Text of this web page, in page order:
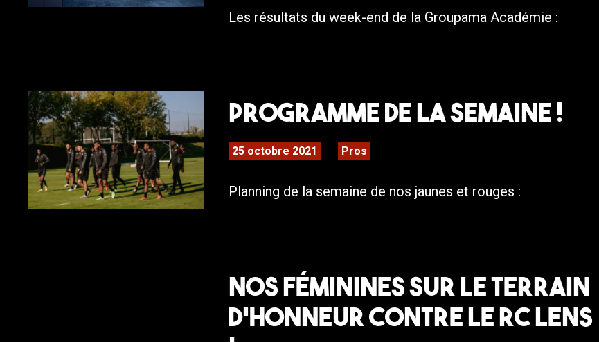
Les résultats du week-end de la Groupama Académie :
Programme de la semaine !
25 octobre 2021 Pros
Planning de la semaine de nos jaunes et rouges :
Nos Féminines sur le terrain
d’Honneur contre le RC Lens